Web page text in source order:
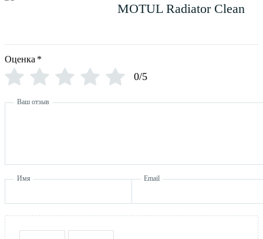
MOTUL Radiator Clean
Оценка *
0/5
Ваш отзыв
Имя Email